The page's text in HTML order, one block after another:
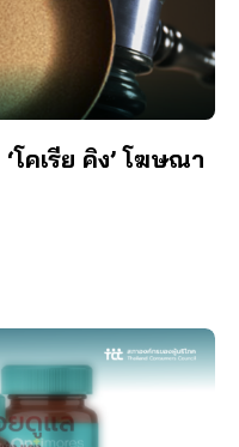
คเรีย คิง’ โฆษณา